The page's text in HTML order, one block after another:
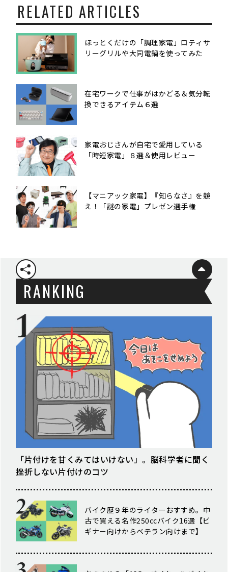
RELATED ARTICLES
ほっとくだけの「調理家電」ロティサ
リーグリルや大同電鍋を使ってみた
在宅ワークで仕事がはかどる＆気分転
換できるアイテム６選
家電おじさんが自宅で愛用している
「時短家電」８選＆使用レビュー
【マニアック家電】『知らなさ』を競
え！「謎の家電」プレゼン選手権
RANKING
「片付けを甘くみてはいけない」。脳科学者に聞く
挫折しない片付けのコツ
バイク歴９年のライターおすすめ。中
古で買える名作250ccバイク16選【ビ
ギナー向けからベテラン向けまで】